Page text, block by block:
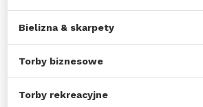
Bielizna & skarpety
Torby biznesowe
Torby rekreacyjne